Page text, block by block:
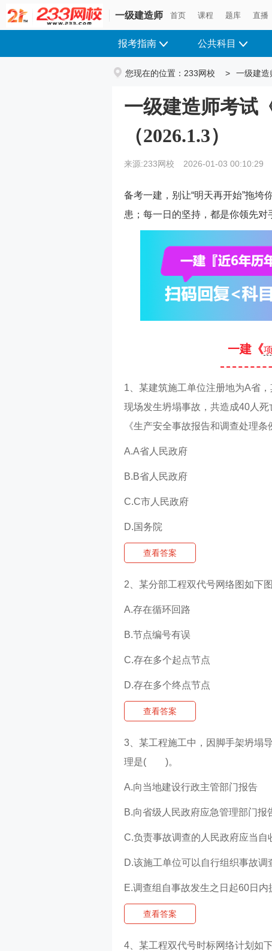
一级建造师 首页 课程 题库 直播
报考指南 公共科目
您现在的位置： 233网校 > 一级建造
一级建造师考试
（2026.1.3）
来源:233网校 2026-01-03 00:10:29
备考一建，别让“明天再开始”拖垮
患；每一日的坚持，都是你领先对
一建《
1、某建筑施工单位注册地为A省
现场发生坍塌事故，共造成40人
《生产安全事故报告和调查处理
A.A省人民政府
B.B省人民政府
C.C市人民政府
D.国务院
查看答案
2、某分部工程双代号网络图如下
A.存在循环回路
B.节点编号有误
C.存在多个起点节点
D.存在多个终点节点
查看答案
3、某工程施工中，因脚手架坍塌
理是( )。
A.向当地建设行政主管部门报告
B.向省级人民政府应急管理部门报
C.负责事故调查的人民政府应当
D.该施工单位可以自行组织事故调
E.调查组自事故发生之日起60日
查看答案
4、某工程双代号时标网络计划